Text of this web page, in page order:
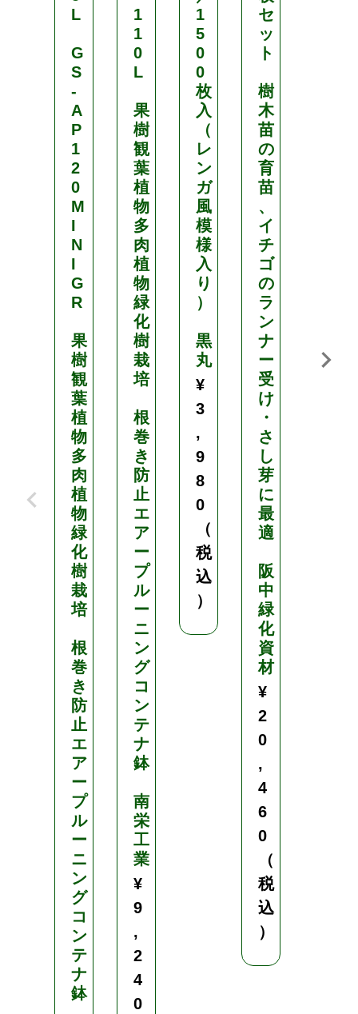
L
G
S
-
A
P
1
2
0
M
I
N
I
G
R
果
樹
観
葉
植
物
多
肉
植
物
緑
化
樹
栽
培
根
巻
き
防
止
エ
ア
ー
プ
ル
ー
ニ
ン
グ
コ
ン
テ
ナ
鉢
1
1
0
L
果
樹
観
葉
植
物
多
肉
植
物
緑
化
樹
栽
培
根
巻
き
防
止
エ
ア
ー
プ
ル
ー
ニ
ン
グ
コ
ン
テ
ナ
鉢
南
栄
工
業
¥
9
,
2
4
0
1
5
0
0
枚
入
（
レ
ン
ガ
風
模
様
入
り
）
黒
丸
¥
3
,
9
8
0
（
税
込
）
セ
ッ
ト
樹
木
苗
の
育
苗
、
イ
チ
ゴ
の
ラ
ン
ナ
ー
受
け
・
さ
し
芽
に
最
適
阪
中
緑
化
資
材
¥
2
0
,
4
6
0
（
税
込
）
角